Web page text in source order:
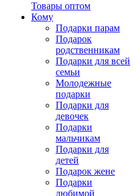
Товары оптом
Кому
Подарки парам
Подарок
родственникам
Подарки для всей
семьи
Молодежные
подарки
Подарки для
девочек
Подарки
мальчикам
Подарки для
детей
Подарок жене
Подарки
любимой